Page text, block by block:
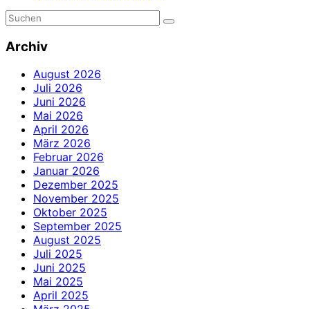
Archiv
August 2026
Juli 2026
Juni 2026
Mai 2026
April 2026
März 2026
Februar 2026
Januar 2026
Dezember 2025
November 2025
Oktober 2025
September 2025
August 2025
Juli 2025
Juni 2025
Mai 2025
April 2025